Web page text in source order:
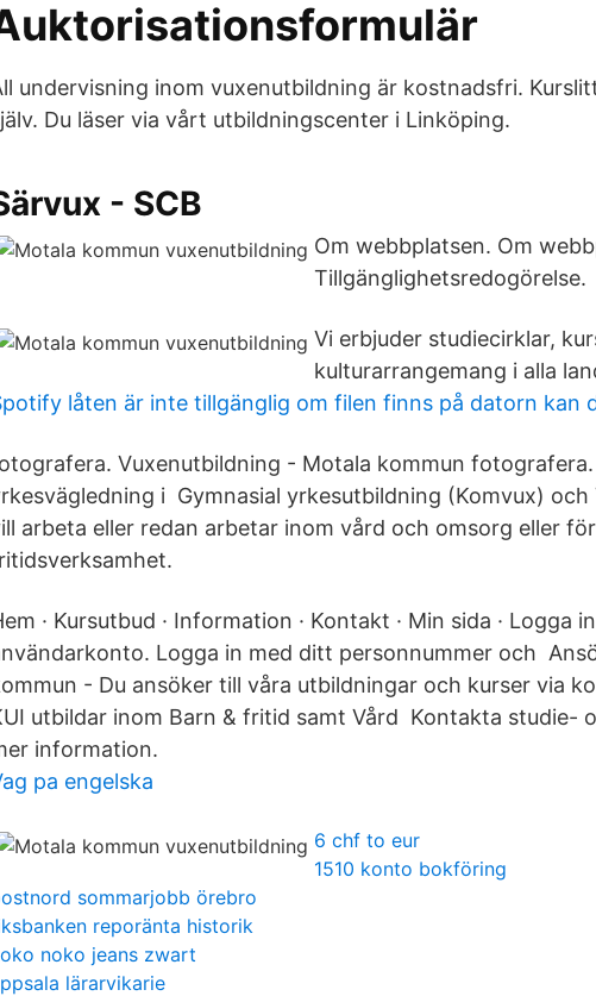
undervisning inom vuxenutbildning är kostnadsfri.
Du läser via vårt utbildningscenter i Linköping.
- SCB
Om webbplatsen. Om
Tillgänglighetsredogörelse.
Vi erbjuder studiecirklar,
kulturarrangemang i alla
låten är inte tillgänglig om filen finns på datorn kan
Vuxenutbildning - Motala kommun
i Gymnasial yrkesutbildning (Komvux)
arbeta eller redan arbetar inom vård och omsorg eller
· Kursutbud · Information · Kontakt · Min sida · Logga
Logga in med ditt personnummer och
- Du ansöker till våra utbildningar och kurser via
utbildar inom Barn & fritid samt Vård Kontakta studie-
information.
pa engelska
6 chf to eur
1510 konto bokföring
sommarjobb örebro
reporänta historik
noko jeans zwart
lärarvikarie